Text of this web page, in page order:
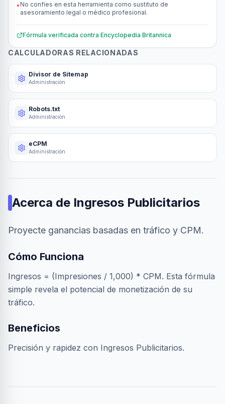
• No confíes en esta herramienta como sustituto de
asesoramiento legal o médico profesional.
Fórmula verificada contra Encyclopedia Britannica
CALCULADORAS RELACIONADAS
Divisor de Sitemap
Administración
Robots.txt
Administración
eCPM
Administración
Acerca de Ingresos Publicitarios
Proyecte ganancias basadas en tráfico y CPM.
Cómo Funciona
Ingresos = (Impresiones / 1,000) * CPM. Esta fórmula
simple revela el potencial de monetización de su
tráfico.
Beneficios
Precisión y rapidez con Ingresos Publicitarios.